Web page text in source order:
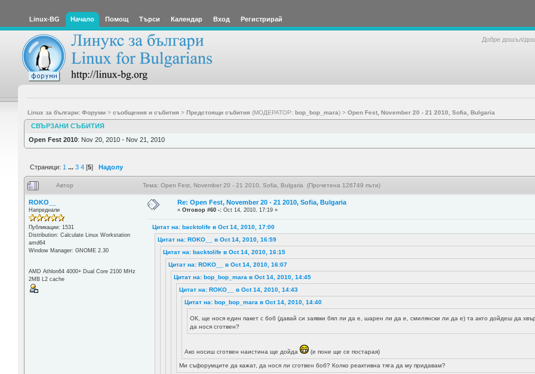
Linux-BG Начало Помощ Търси Календар Вход Регистрирай
Добре дошъл/
Linux за българи: Форуми> съобщения и събития > Предстоящи събития (МОДЕРАТОР: bop_bop_mara) > Open Fest, November 20 - 21 2010, Sofia, Bulgaria
СВЪРЗАНИ СЪБИТИЯ
Open Fest 2010: Nov 20, 2010 - Nov 21, 2010
Страници: 1 ... 3 4 [5] Надолу
Автор Тема: Open Fest, November 20 - 21 2010, Sofia, Bulgaria (Прочетена 126749 пъти)
ROKO__
Напреднали
Публикации: 1531
Distribution: Calculate Linux Workstation
amd64
Window Manager: GNOME 2.30
AMD Athlon64 4000+ Dual Core 2100 MHz
2MB L2 cache
Re: Open Fest, November 20 - 21 2010, Sofia, Bulgaria
«Отговор #60 -: Oct 14, 2010, 17:19 »
Цитат на: backtolife в Oct 14, 2010, 17:00
Цитат на: ROKO__ в Oct 14, 2010, 16:59
Цитат на: backtolife в Oct 14, 2010, 16:15
Цитат на: ROKO__ в Oct 14, 2010, 16:07
Цитат на: bop_bop_mara в Oct 14, 2010, 14:45
Цитат на: ROKO__ в Oct 14, 2010, 14:43
Цитат на: bop_bop_mara в Oct 14, 2010, 14:40
ОК, ще нося един пакет с боб (давай си заявки бял ли да е, шарен ли да е, смилянски ли да е) та акто дойдеш да
да нося сготвен?
Ако носиш сготвен наистина ще дойда (е поне ще се постарая)
Ми съфорумците да кажат, да нося ли сготвен боб? Колко реактивна тяга да му придавам?